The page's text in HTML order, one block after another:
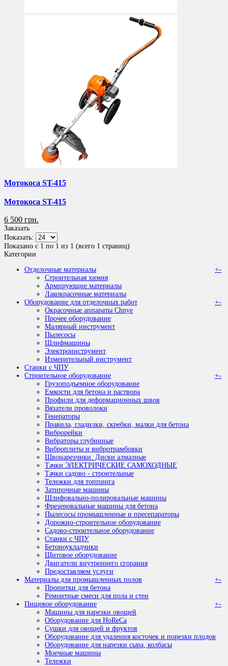
Мотокоса ST-415
Мотокоса ST-415
6 500 грн.
Заказать
Показать:
Показано с 1 по 1 из 1 (всего 1 страниц)
Категории
Отделочные материалы
+-
Строительная химия
Армирующие материалы
Лакокрасочные материалы
Оборудование для отделочных работ
+-
Окрасочные аппараты Chnye
Прочее оборудование
Малярный инструмент
Пылесосы
Шлифмашины
Электроинструмент
Измерительный инструмент
Станки с ЧПУ
Строительное оборудование
+-
Грузоподъемное оборудование
Емкости для бетона и раствора
Профили для деформационных швов
Вязатели проволоки
Генераторы
Правила, гладилки, скребки, малки для бетона
Виброрейки
Вибраторы глубинные
Виброплиты и вибротрамбовки
Швонарезчики. Диски алмазные
Тачки ЭЛЕКТРИЧЕСКИЕ САМОХОДНЫЕ
Тачки садово - строительные
Тележки для топпинга
Затирочные машины
Шлифовально-полировальные машины
Фрезеровальные машины для бетона
Пылесосы промышленные и пресепараторы
Дорожно-строительное оборудование
Садово-строительное оборудование
Станки с ЧПУ
Бетоноукладчики
Щитовое оборудование
Двигатели внутреннего сгорания
Предоставляем услуги
Материалы для промышленных полов
+-
Пропитки для бетона
Ремонтные смеси для пола и стен
Пищевое оборудование
+-
Машины для нарезки овощей
Оборудование для HoReCa
Сушки для овощей и фруктов
Оборудование для удаления косточек и порезки плодов
Оборудование для нарезки сыра, колбасы
Моечные машины
Тележки